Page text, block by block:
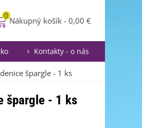
0
Nákupný košík - 0,00 €
Kontakty - o nás
špargle - 1 ks
špargle - 1 ks